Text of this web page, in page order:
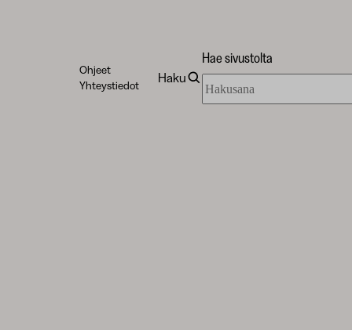
Ohjeet
Yhteystiedot
Haku
Hae sivustolta
sivustolta